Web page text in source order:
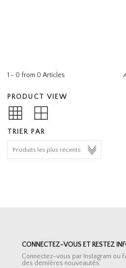
1 - 0 from 0 Articles
PRODUCT VIEW
TRIER PAR
CONNECTEZ-VOUS ET RESTEZ
Connectez-vous par Instagram ou
des dernières nouveautés.